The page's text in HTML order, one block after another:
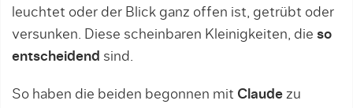
leuchtet oder der Blick ganz offen ist, getrübt oder
versunken. Diese scheinbaren Kleinigkeiten, die so
entscheidend sind.
So haben die beiden begonnen mit Claude zu